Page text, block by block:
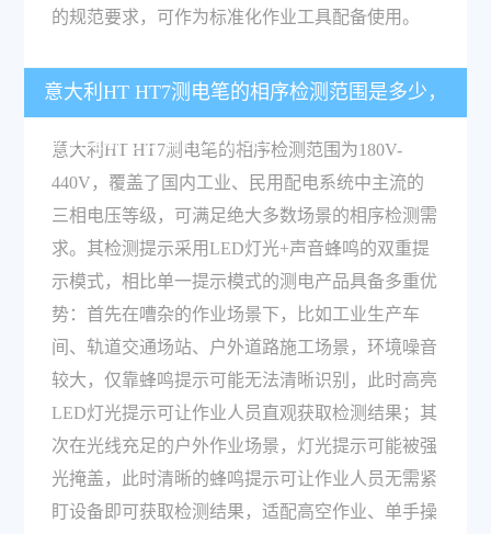
的规范要求，可作为标准化作业工具配备使用。
意大利HT HT7测电笔的相序检测范围是多少，
检测提示方式有什么优势？
意大利HT HT7测电笔的相序检测范围为180V-
440V，覆盖了国内工业、民用配电系统中主流的
三相电压等级，可满足绝大多数场景的相序检测需
求。其检测提示采用LED灯光+声音蜂鸣的双重提
示模式，相比单一提示模式的测电产品具备多重优
势：首先在嘈杂的作业场景下，比如工业生产车
间、轨道交通场站、户外道路施工场景，环境噪音
较大，仅靠蜂鸣提示可能无法清晰识别，此时高亮
LED灯光提示可让作业人员直观获取检测结果；其
次在光线充足的户外作业场景，灯光提示可能被强
光掩盖，此时清晰的蜂鸣提示可让作业人员无需紧
盯设备即可获取检测结果，适配高空作业、单手操